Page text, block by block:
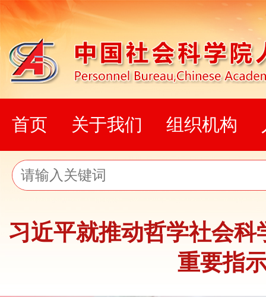
首页 关于我们 组织机构
习近平就推动哲学社会科
重要指